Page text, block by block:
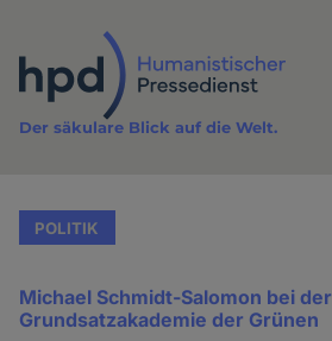
Inhalt
Der säkulare Blick auf die Welt.
POLITIK
Michael Schmidt-Salomon bei der
Grundsatzakademie der Grünen